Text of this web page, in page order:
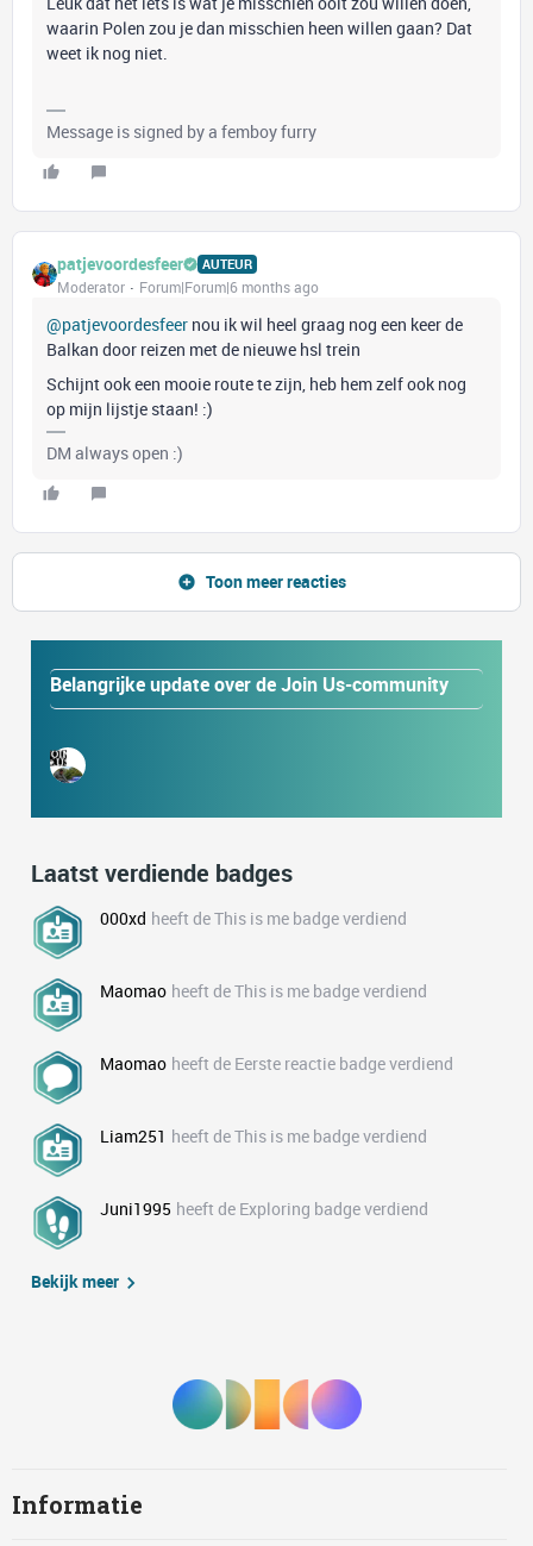
waarin Polen zou je dan misschien heen willen gaan? Dat
weet ik nog niet.
Message is signed by a femboy furry
patjevoordesfeer AUTEUR
Moderator Forum|Forum|6 months ago
@patjevoordesfeer nou ik wil heel graag nog een keer de
Balkan door reizen met de nieuwe hsl trein
Schijnt ook een mooie route te zijn, heb hem zelf ook nog
op mijn lijstje staan! :)
DM always open :)
Toon meer reacties
Belangrijke update over de Join Us-community
Laatst verdiende badges
000xd heeft de This is me badge verdiend
Maomao heeft de This is me badge verdiend
Maomao heeft de Eerste reactie badge verdiend
Liam251 heeft de This is me badge verdiend
Juni1995 heeft de Exploring badge verdiend
Bekijk meer
Informatie